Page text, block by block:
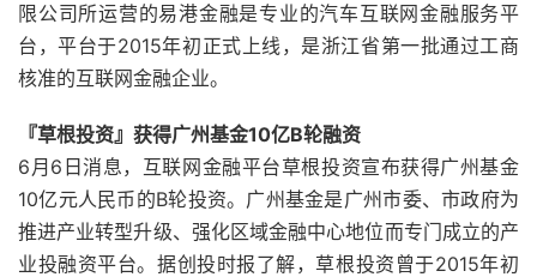
限公司所运营的易港金融是专业的汽车互联网金融服务平
台，平台于2015年初正式上线，是浙江省第一批通过工商
核准的互联网金融企业。
『草根投资』获得广州基金10亿B轮融资
6月6日消息，互联网金融平台草根投资宣布获得广州基金
10亿元人民币的B轮投资。广州基金是广州市委、市政府为
推进产业转型升级、强化区域金融中心地位而专门成立的产
业投融资平台。据创投时报了解，草根投资曾于2015年初